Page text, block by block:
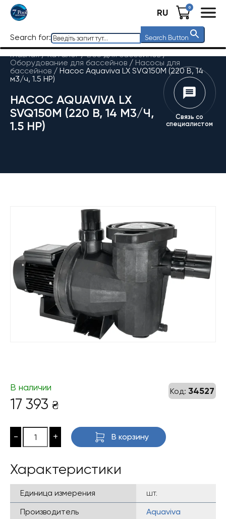
RU 0
Search for: Search Button
Главная / Каталог/Все для бассейнов/
Оборудование для бассейнов / Насосы для
бассейнов / Насос Aquaviva LX SVQ150M (220 В, 14
м3/ч, 1.5 HP)
НАСОС AQUAVIVA LX
SVQ150M (220 В, 14 М3/Ч,
1.5 HP)
Связь со
специалистом
Код: 34527
В наличии
17 393 ₴
- + В корзину
Характеристики
Единица измерения
шт.
Производитель
Aquaviva